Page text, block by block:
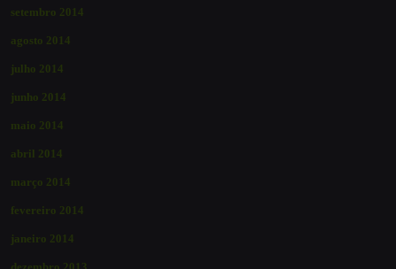
setembro 2014
agosto 2014
julho 2014
junho 2014
maio 2014
abril 2014
março 2014
fevereiro 2014
janeiro 2014